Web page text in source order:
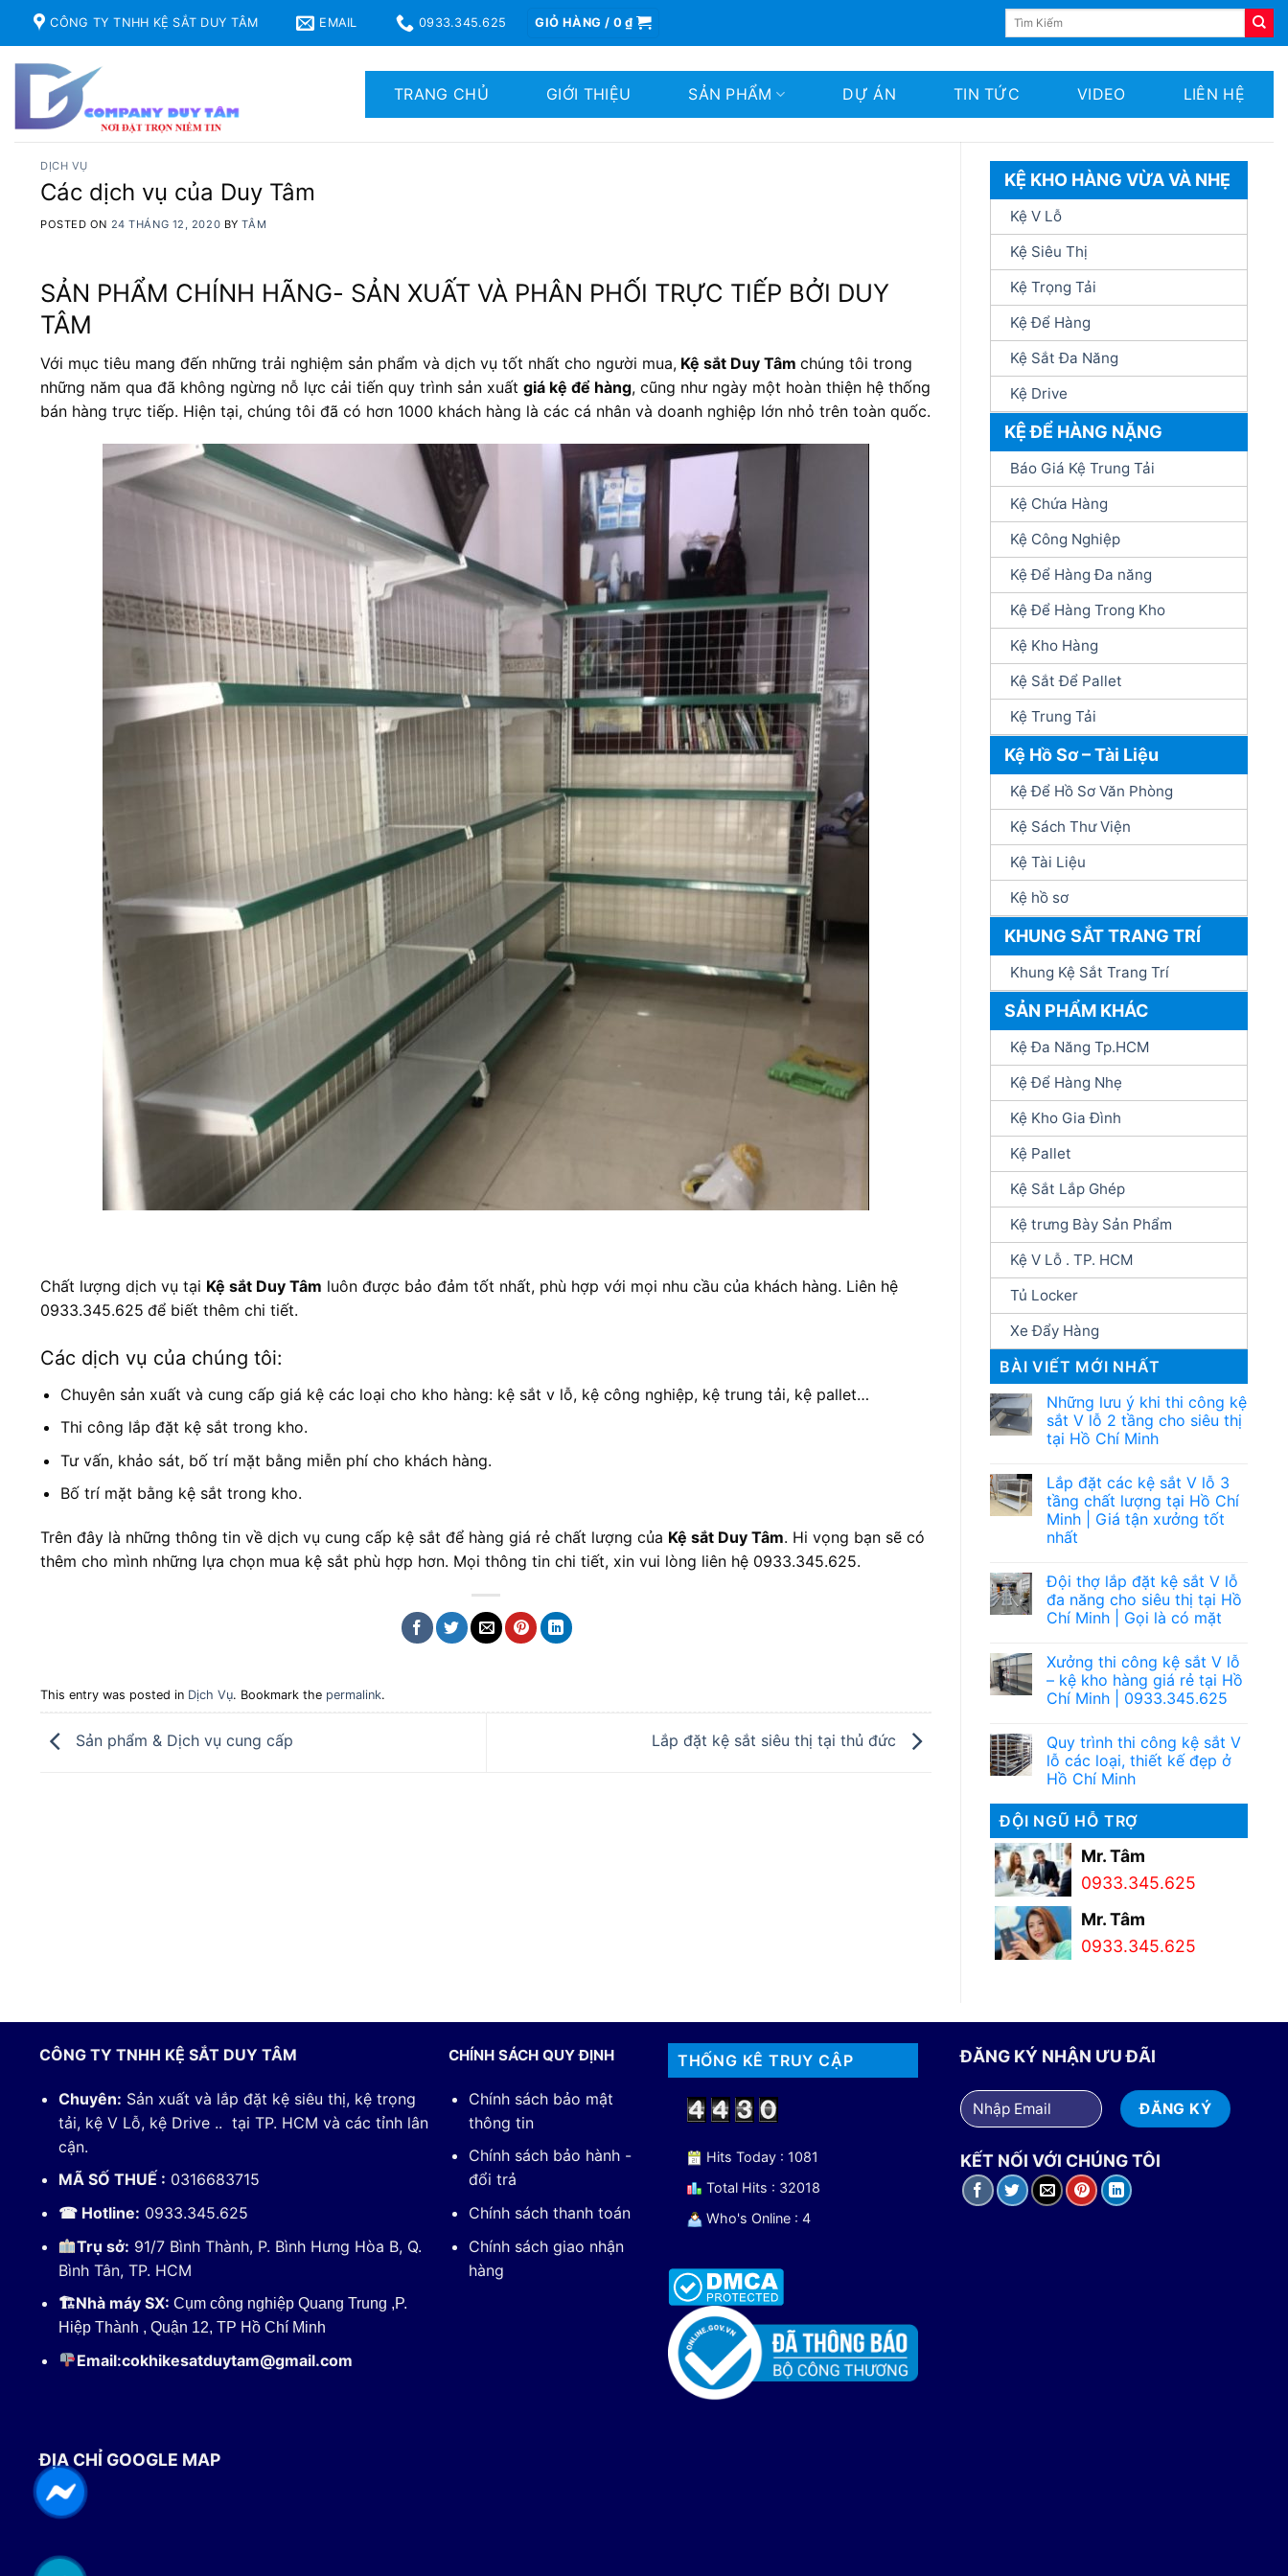
content
CÔNG TY TNHH KỆ SẮT DUY TÂM EMAIL 0933.345.625 GIỎ HÀNG / 0₫
Tìm
TRANG CHỦ GIỚI THIỆU SẢN PHẨM DỰ ÁN TIN TỨC VIDEO LIÊN HỆ
DỊCH VỤ
Các dịch vụ của Duy Tâm
POSTED ON 24 THÁNG 12, 2020 BYTÂM
SẢN PHẨM CHÍNH HÃNG- SẢN XUẤT VÀ PHÂN PHỐI TRỰC TIẾP BỞI DUY
TÂM
Với mục tiêu mang đến những trải nghiệm sản phẩm và dịch vụ tốt nhất cho người mua, Kệ sắt Duy Tâm chúng tôi trong
những năm qua đã không ngừng nỗ lực cải tiến quy trình sản xuất giá kệ để hàng, cũng như ngày một hoàn thiện hệ thống
bán hàng trực tiếp. Hiện tại, chúng tôi đã có hơn 1000 khách hàng là các cá nhân và doanh nghiệp lớn nhỏ trên toàn quốc.
Chất lượng dịch vụ tại Kệ sắt Duy Tâm luôn được bảo đảm tốt nhất, phù hợp với mọi nhu cầu của khách hàng. Liên hệ
0933.345.625 để biết thêm chi tiết.
Các dịch vụ của chúng tôi:
Chuyên sản xuất và cung cấp giá kệ các loại cho kho hàng: kệ sắt v lỗ, kệ công nghiệp, kệ trung tải, kệ pallet…
Thi công lắp đặt kệ sắt trong kho.
Tư vấn, khảo sát, bố trí mặt bằng miễn phí cho khách hàng.
Bố trí mặt bằng kệ sắt trong kho.
Trên đây là những thông tin về dịch vụ cung cấp kệ sắt để hàng giá rẻ chất lượng của Kệ sắt Duy Tâm. Hi vọng bạn sẽ có
thêm cho mình những lựa chọn mua kệ sắt phù hợp hơn. Mọi thông tin chi tiết, xin vui lòng liên hệ 0933.345.625.
This entry was posted in Dịch Vụ. Bookmark the permalink.
Sản phẩm & Dịch vụ cung cấp Lắp đặt kệ sắt siêu thị tại thủ đức
KỆ KHO HÀNG VỪA VÀ NHẸ
Kệ V Lỗ
Kệ Siêu Thị
Kệ Trọng Tải
Kệ Để Hàng
Kệ Sắt Đa Năng
Kệ Drive
KỆ ĐỂ HÀNG NẶNG
Báo Giá Kệ Trung Tải
Kệ Chứa Hàng
Kệ Công Nghiệp
Kệ Để Hàng Đa năng
Kệ Để Hàng Trong Kho
Kệ Kho Hàng
Kệ Sắt Để Pallet
Kệ Trung Tải
Kệ Hồ Sơ – Tài Liệu
Kệ Để Hồ Sơ Văn Phòng
Kệ Sách Thư Viện
Kệ Tài Liệu
Kệ hồ sơ
KHUNG SẮT TRANG TRÍ
Khung Kệ Sắt Trang Trí
SẢN PHẨM KHÁC
Kệ Đa Năng Tp.HCM
Kệ Để Hàng Nhẹ
Kệ Kho Gia Đình
Kệ Pallet
Kệ Sắt Lắp Ghép
Kệ trưng Bày Sản Phẩm
Kệ V Lỗ . TP. HCM
Tủ Locker
Xe Đẩy Hàng
BÀI VIẾT MỚI NHẤT
Những lưu ý khi thi công kệ
sắt V lỗ 2 tầng cho siêu thị
tại Hồ Chí Minh
Lắp đặt các kệ sắt V lỗ 3
tầng chất lượng tại Hồ Chí
Minh | Giá tận xưởng tốt
nhất
Đội thợ lắp đặt kệ sắt V lỗ
đa năng cho siêu thị tại Hồ
Chí Minh | Gọi là có mặt
Xưởng thi công kệ sắt V lỗ
– kệ kho hàng giá rẻ tại Hồ
Chí Minh | 0933.345.625
Quy trình thi công kệ sắt V
lỗ các loại, thiết kế đẹp ở
Hồ Chí Minh
ĐỘI NGŨ HỖ TRỢ
Mr. Tâm
0933.345.625
Mr. Tâm
0933.345.625
CÔNG TY TNHH KỆ SẮT DUY TÂM
Chuyên: Sản xuất và lắp đặt kệ siêu thị, kệ trọng
tải, kệ V Lỗ, kệ Drive .. tại TP. HCM và các tỉnh lân
cận.
MÃ SỐ THUẾ : 0316683715
☎ Hotline: 0933.345.625
Trụ sở: 91/7 Bình Thành, P. Bình Hưng Hòa B, Q.
Bình Tân, TP. HCM
🏗Nhà máy SX: Cụm công nghiệp Quang Trung ,P.
Hiệp Thành , Quận 12, TP Hồ Chí Minh
Email:cokhikesatduytam@gmail.com
CHÍNH SÁCH QUY ĐỊNH
Chính sách bảo mật
thông tin
Chính sách bảo hành -
đổi trả
Chính sách thanh toán
Chính sách giao nhận
hàng
THỐNG KÊ TRUY CẬP
Hits Today : 1081
Total Hits : 32018
Who's Online : 4
ĐĂNG KÝ NHẬN ƯU ĐÃI
KẾT NỐI VỚI CHÚNG TÔI
ĐỊA CHỈ GOOGLE MAP